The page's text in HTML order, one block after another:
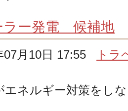
ラー発電 候補地
07月10日 17:55 トラ
エネルギー対策をし